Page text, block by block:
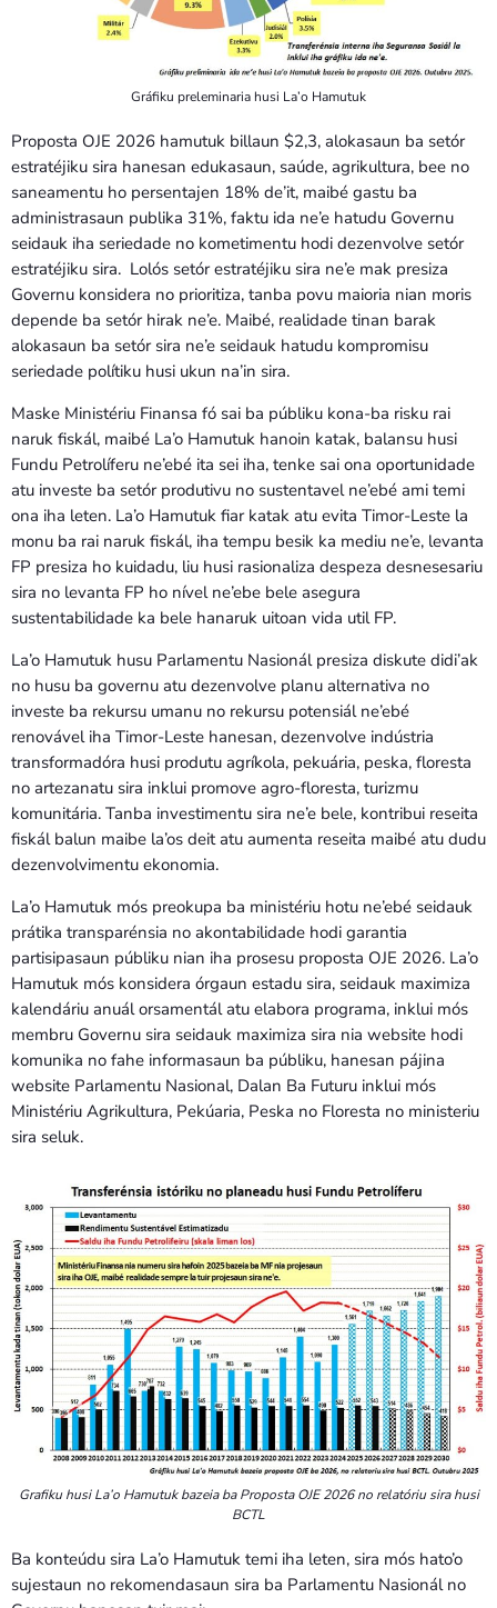
Gráfiku preleminaria husi La’o Hamutuk
Proposta OJE 2026 hamutuk billaun $2,3, alokasaun ba setór
estratéjiku sira hanesan edukasaun, saúde, agrikultura, bee no
saneamentu ho persentajen 18% de’it, maibé gastu ba
administrasaun publika 31%, faktu ida ne’e hatudu Governu
seidauk iha seriedade no kometimentu hodi dezenvolve setór
estratéjiku sira. Lolós setór estratéjiku sira ne’e mak presiza
Governu konsidera no prioritiza, tanba povu maioria nian moris
depende ba setór hirak ne’e. Maibé, realidade tinan barak
alokasaun ba setór sira ne’e seidauk hatudu kompromisu
seriedade polítiku husi ukun na’in sira.
Maske Ministériu Finansa fó sai ba públiku kona-ba risku rai
naruk fiskál, maibé La’o Hamutuk hanoin katak, balansu husi
Fundu Petrolíferu ne’ebé ita sei iha, tenke sai ona oportunidade
atu investe ba setór produtivu no sustentavel ne’ebé ami temi
ona iha leten. La’o Hamutuk fiar katak atu evita Timor-Leste la
monu ba rai naruk fiskál, iha tempu besik ka mediu ne’e, levanta
FP presiza ho kuidadu, liu husi rasionaliza despeza desnesesariu
sira no levanta FP ho nível ne’ebe bele asegura
sustentabilidade ka bele hanaruk uitoan vida util FP.
La’o Hamutuk husu Parlamentu Nasionál presiza diskute didi’ak
no husu ba governu atu dezenvolve planu alternativa no
investe ba rekursu umanu no rekursu potensiál ne’ebé
renovável iha Timor-Leste hanesan, dezenvolve indústria
transformadóra husi produtu agríkola, pekuária, peska, floresta
no artezanatu sira inklui promove agro-floresta, turizmu
komunitária. Tanba investimentu sira ne’e bele, kontribui reseita
fiskál balun maibe la’os deit atu aumenta reseita maibé atu dudu
dezenvolvimentu ekonomia.
La’o Hamutuk mós preokupa ba ministériu hotu ne’ebé seidauk
prátika transparénsia no akontabilidade hodi garantia
partisipasaun públiku nian iha prosesu proposta OJE 2026. La’o
Hamutuk mós konsidera órgaun estadu sira, seidauk maximiza
kalendáriu anuál orsamentál atu elabora programa, inklui mós
membru Governu sira seidauk maximiza sira nia website hodi
komunika no fahe informasaun ba públiku, hanesan pájina
website Parlamentu Nasional, Dalan Ba Futuru inklui mós
Ministériu Agrikultura, Pekúaria, Peska no Floresta no ministeriu
sira seluk.
Grafiku husi La’o Hamutuk bazeia ba Proposta OJE 2026 no relatóriu sira husi
BCTL
Ba konteúdu sira La’o Hamutuk temi iha leten, sira mós hato’o
sujestaun no rekomendasaun sira ba Parlamentu Nasionál no